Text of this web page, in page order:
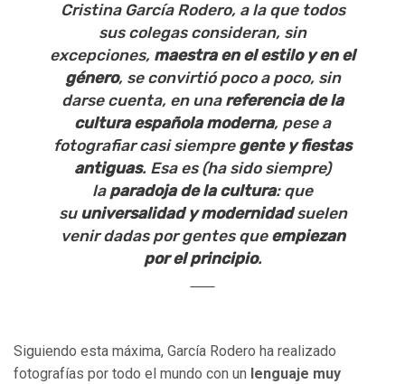
Cristina García Rodero, a la que todos
sus colegas consideran, sin
excepciones, maestra en el estilo y en el
género, se convirtió poco a poco, sin
darse cuenta, en una referencia de la
cultura española moderna, pese a
fotografiar casi siempre gente y fiestas
antiguas. Esa es (ha sido siempre)
la paradoja de la cultura: que
su universalidad y modernidadsuelen
venir dadas por gentes que empiezan
por el principio.
Siguiendo esta máxima, García Rodero ha realizado
fotografías por todo el mundo con un lenguaje muy